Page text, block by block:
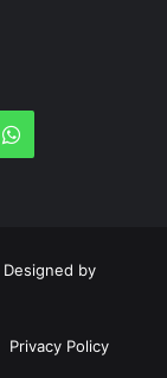
WhatsApp
by
Privacy Policy